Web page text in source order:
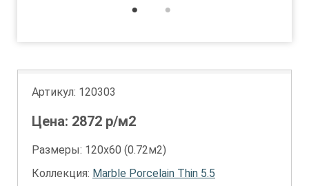
Артикул: 120303
Цена: 2872 р/м2
Размеры: 120х60 (0.72м2)
Коллекция: Marble Porcelain Thin 5.5